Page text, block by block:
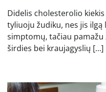
Didelis cholesterolio
tyliuoju žudiku, nes jis
simptomų, tačiau
širdies bei kraujagyslių […]